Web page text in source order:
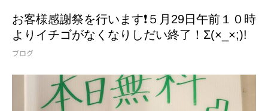
お客様感謝祭を行います❗５月29日午前１０時
よりイチゴがなくなりしだい終了！Σ(×_×;)!
ブログ